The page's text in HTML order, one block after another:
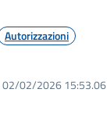
Autorizzazioni
02/02/2026 15:53.06